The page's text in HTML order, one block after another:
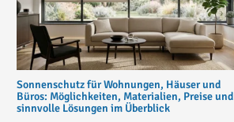
Sonnenschutz für Wohnungen, Häuser und
Büros: Möglichkeiten, Materialien, Preise und
sinnvolle Lösungen im Überblick